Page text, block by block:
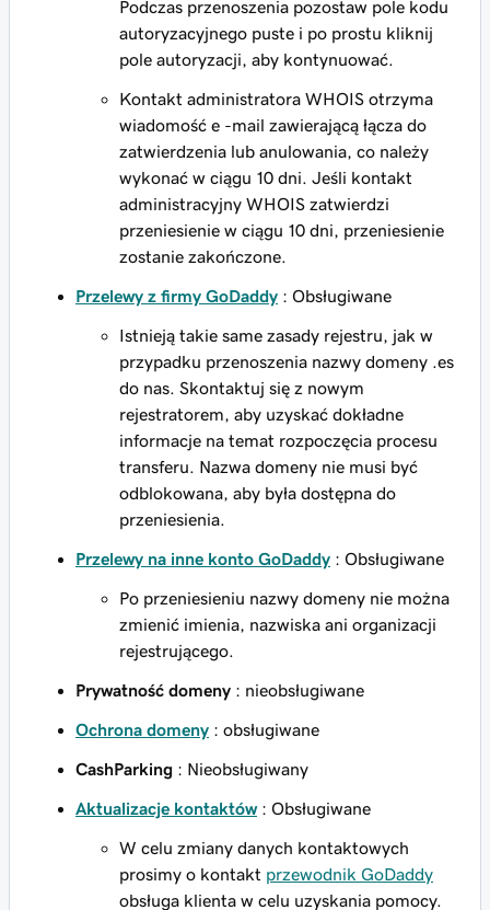
Podczas przenoszenia pozostaw pole kodu
autoryzacyjnego puste i po prostu kliknij
pole autoryzacji, aby kontynuować.
Kontakt administratora WHOIS otrzyma
wiadomość e -mail zawierającą łącza do
zatwierdzenia lub anulowania, co należy
wykonać w ciągu 10 dni. Jeśli kontakt
administracyjny WHOIS zatwierdzi
przeniesienie w ciągu 10 dni, przeniesienie
zostanie zakończone.
Przelewy z firmy GoDaddy : Obsługiwane
Istnieją takie same zasady rejestru, jak w
przypadku przenoszenia nazwy domeny .es
do nas. Skontaktuj się z nowym
rejestratorem, aby uzyskać dokładne
informacje na temat rozpoczęcia procesu
transferu. Nazwa domeny nie musi być
odblokowana, aby była dostępna do
przeniesienia.
Przelewy na inne konto GoDaddy : Obsługiwane
Po przeniesieniu nazwy domeny nie można
zmienić imienia, nazwiska ani organizacji
rejestrującego.
Prywatność domeny : nieobsługiwane
Ochrona domeny : obsługiwane
CashParking : Nieobsługiwany
Aktualizacje kontaktów: Obsługiwane
W celu zmiany danych kontaktowych
prosimy o kontakt przewodnik GoDaddy
obsługa klienta w celu uzyskania pomocy.